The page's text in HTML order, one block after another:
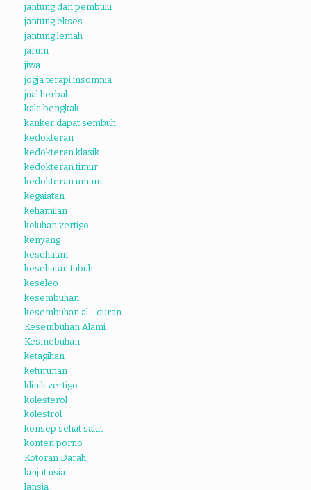
jantung dan pembulu
jantung ekses
jantung lemah
jarum
jiwa
jogja terapi insomnia
jual herbal
kaki bengkak
kanker dapat sembuh
kedokteran
kedokteran klasik
kedokteran timur
kedokteran umum
kegaiatan
kehamilan
keluhan vertigo
kenyang
kesehatan
kesehatan tubuh
keseleo
kesembuhan
kesembuhan al - quran
Kesembuhan Alami
Kesmebuhan
ketagihan
keturunan
klinik vertigo
kolesterol
kolestrol
konsep sehat sakit
konten porno
Kotoran Darah
lanjut usia
lansia